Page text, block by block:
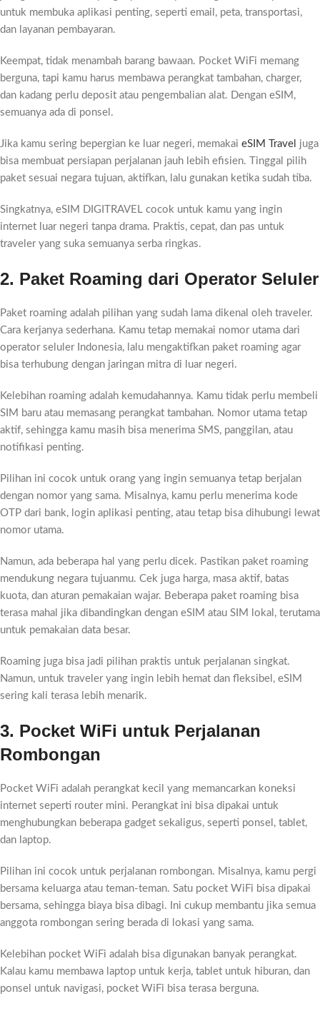
untuk membuka aplikasi penting, seperti email, peta, transportasi,
dan layanan pembayaran.
Keempat, tidak menambah barang bawaan. Pocket WiFi memang
berguna, tapi kamu harus membawa perangkat tambahan, charger,
dan kadang perlu deposit atau pengembalian alat. Dengan eSIM,
semuanya ada di ponsel.
Jika kamu sering bepergian ke luar negeri, memakai eSIM Travel juga
bisa membuat persiapan perjalanan jauh lebih efisien. Tinggal pilih
paket sesuai negara tujuan, aktifkan, lalu gunakan ketika sudah tiba.
Singkatnya, eSIM DIGITRAVEL cocok untuk kamu yang ingin
internet luar negeri tanpa drama. Praktis, cepat, dan pas untuk
traveler yang suka semuanya serba ringkas.
2. Paket Roaming dari Operator Seluler
Paket roaming adalah pilihan yang sudah lama dikenal oleh traveler.
Cara kerjanya sederhana. Kamu tetap memakai nomor utama dari
operator seluler Indonesia, lalu mengaktifkan paket roaming agar
bisa terhubung dengan jaringan mitra di luar negeri.
Kelebihan roaming adalah kemudahannya. Kamu tidak perlu membeli
SIM baru atau memasang perangkat tambahan. Nomor utama tetap
aktif, sehingga kamu masih bisa menerima SMS, panggilan, atau
notifikasi penting.
Pilihan ini cocok untuk orang yang ingin semuanya tetap berjalan
dengan nomor yang sama. Misalnya, kamu perlu menerima kode
OTP dari bank, login aplikasi penting, atau tetap bisa dihubungi lewat
nomor utama.
Namun, ada beberapa hal yang perlu dicek. Pastikan paket roaming
mendukung negara tujuanmu. Cek juga harga, masa aktif, batas
kuota, dan aturan pemakaian wajar. Beberapa paket roaming bisa
terasa mahal jika dibandingkan dengan eSIM atau SIM lokal, terutama
untuk pemakaian data besar.
Roaming juga bisa jadi pilihan praktis untuk perjalanan singkat.
Namun, untuk traveler yang ingin lebih hemat dan fleksibel, eSIM
sering kali terasa lebih menarik.
3. Pocket WiFi untuk Perjalanan
Rombongan
Pocket WiFi adalah perangkat kecil yang memancarkan koneksi
internet seperti router mini. Perangkat ini bisa dipakai untuk
menghubungkan beberapa gadget sekaligus, seperti ponsel, tablet,
dan laptop.
Pilihan ini cocok untuk perjalanan rombongan. Misalnya, kamu pergi
bersama keluarga atau teman-teman. Satu pocket WiFi bisa dipakai
bersama, sehingga biaya bisa dibagi. Ini cukup membantu jika semua
anggota rombongan sering berada di lokasi yang sama.
Kelebihan pocket WiFi adalah bisa digunakan banyak perangkat.
Kalau kamu membawa laptop untuk kerja, tablet untuk hiburan, dan
ponsel untuk navigasi, pocket WiFi bisa terasa berguna.